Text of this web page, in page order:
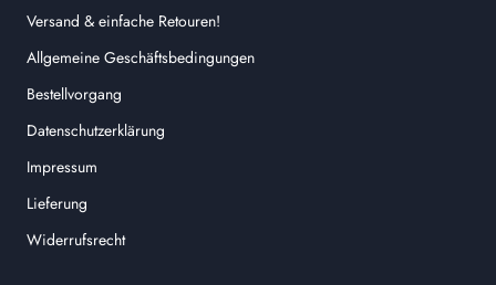
Versand & einfache Retouren!
Allgemeine Geschäftsbedingungen
Bestellvorgang
Datenschutzerklärung
Impressum
Lieferung
Widerrufsrecht